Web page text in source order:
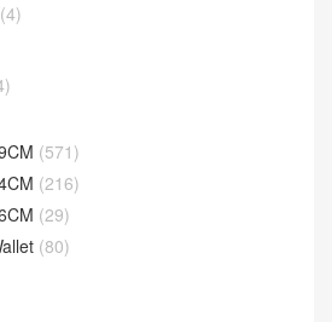
(4)
(571)
(216)
(29)
(80)